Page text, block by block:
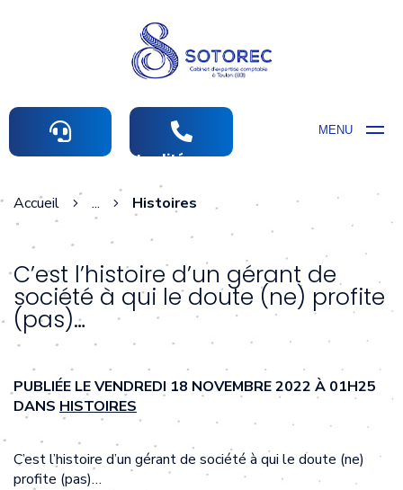
MENU
Actualités comptables
Accueil ... Histoires
C’est l’histoire d’un gérant de
société à qui le doute (ne) profite
(pas)…
PUBLIÉE LE VENDREDI 18 NOVEMBRE 2022 À 01H25
DANS HISTOIRES
C’est l’histoire d’un gérant de société à qui le doute (ne)
profite (pas)…